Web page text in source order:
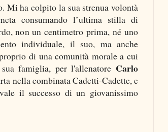
Mi ha colpito la sua strenua volontà
consumando l’ultima stilla di
non un centimetro prima, né uno
individuale, il suo, ma anche
di una comunità morale a cui
famiglia, per l'allenatore Carlo
nella combinata Cadetti-Cadette, e
il successo di un giovanissimo